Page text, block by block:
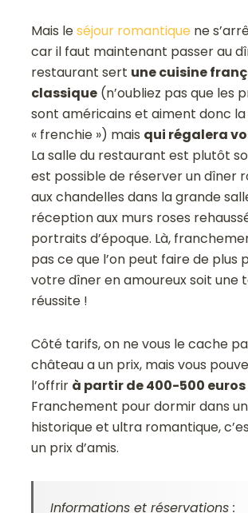
Mais leséjour romantique ne
car il faut maintenant passer au
restaurant sert une cuisine
classique (n’oubliez pas que les
sont américains et aiment donc la
« frenchie ») mais qui régalera
La salle du restaurant est plutôt
est possible de réserver un dîner
aux chandelles dans la grande
réception aux murs roses
portraits d’époque. Là,
pas ce que l’on peut faire de plus
votre dîner en amoureux soit une
réussite !
Côté tarifs, on ne vous le cache
château a un prix, mais vous
l’offrir à partir de 400-500
Franchement pour dormir dans
historique et ultra romantique,
un prix d’amis.
Informations et réservations :